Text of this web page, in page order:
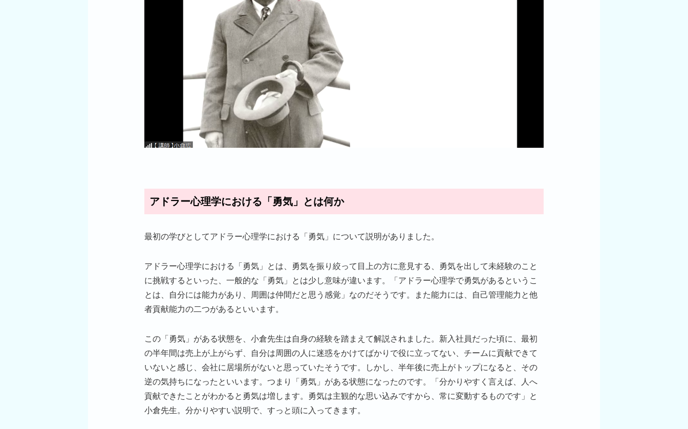
アドラー心理学における「勇気」とは何か
最初の学びとしてアドラー心理学における「勇気」について説明がありました。
アドラー心理学における「勇気」とは、勇気を振り絞って目上の方に意見する、勇気を出して未経験のこと
に挑戦するといった、一般的な「勇気」とは少し意味が違います。「アドラー心理学で勇気があるというこ
とは、自分には能力があり、周囲は仲間だと思う感覚」なのだそうです。また能力には、自己管理能力と他
者貢献能力の二つがあるといいます。
この「勇気」がある状態を、小倉先生は自身の経験を踏まえて解説されました。新入社員だった頃に、最初
の半年間は売上が上がらず、自分は周囲の人に迷惑をかけてばかりで役に立ってない、チームに貢献できて
いないと感じ、会社に居場所がないと思っていたそうです。しかし、半年後に売上がトップになると、その
逆の気持ちになったといいます。つまり「勇気」がある状態になったのです。「分かりやすく言えば、人へ
貢献できたことがわかると勇気は増します。勇気は主観的な思い込みですから、常に変動するものです」と
小倉先生。分かりやすい説明で、すっと頭に入ってきます。